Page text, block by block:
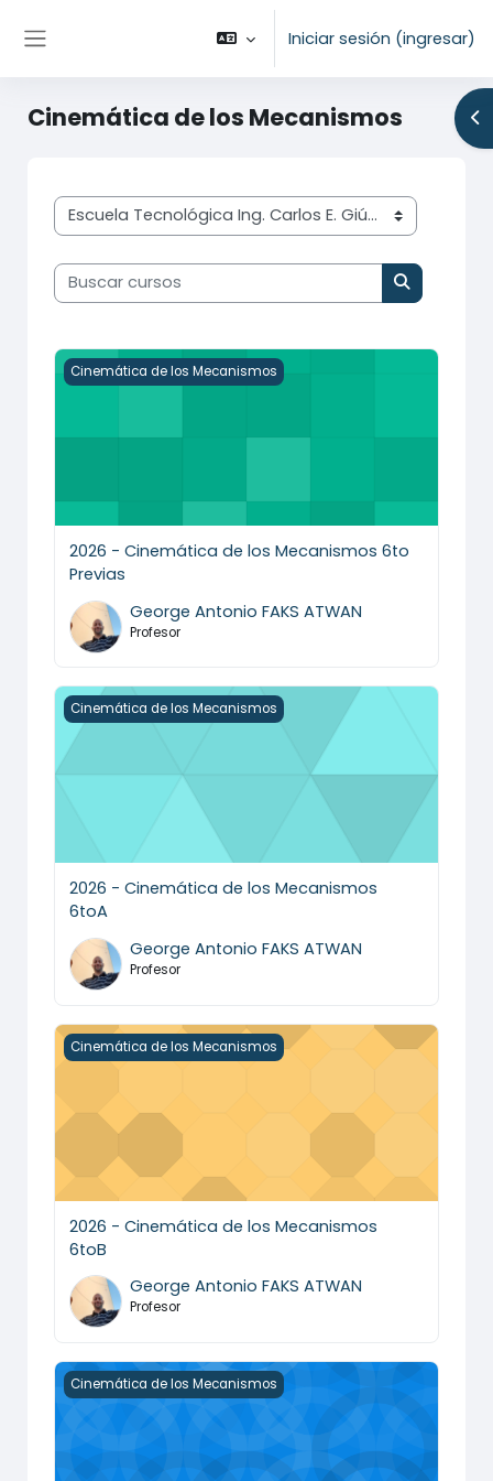
Iniciar sesión (ingresar)
Cinemática de los Mecanismos
Categorías
Buscar cursos
Buscar
2026 - Cinemática de los Mecanismos 6to Previas
Cinemática de los Mecanismos
2026 - Cinemática de los Mecanismos 6to
Previas
George Antonio FAKS ATWAN
Profesor
2026 - Cinemática de los Mecanismos 6toA
Cinemática de los Mecanismos
2026 - Cinemática de los Mecanismos
6toA
George Antonio FAKS ATWAN
Profesor
2026 - Cinemática de los Mecanismos 6toB
Cinemática de los Mecanismos
2026 - Cinemática de los Mecanismos
6toB
George Antonio FAKS ATWAN
Profesor
2026 - Cinemática de los Mecanismos 6toC
Cinemática de los Mecanismos